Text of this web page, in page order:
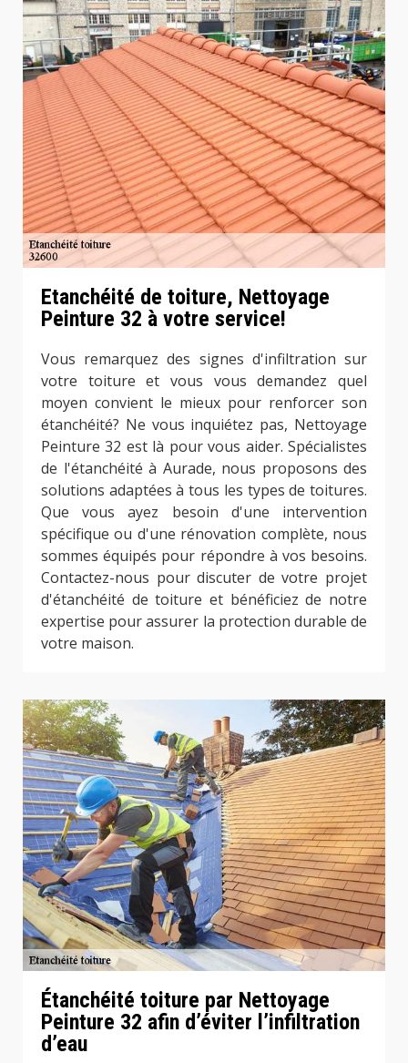
Etanchéité de toiture, Nettoyage
Peinture 32 à votre service!
Vous remarquez des signes d'infiltration sur
votre toiture et vous vous demandez quel
moyen convient le mieux pour renforcer son
étanchéité? Ne vous inquiétez pas, Nettoyage
Peinture 32 est là pour vous aider. Spécialistes
de l'étanchéité à Aurade, nous proposons des
solutions adaptées à tous les types de toitures.
Que vous ayez besoin d'une intervention
spécifique ou d'une rénovation complète, nous
sommes équipés pour répondre à vos besoins.
Contactez-nous pour discuter de votre projet
d'étanchéité de toiture et bénéficiez de notre
expertise pour assurer la protection durable de
votre maison.
Étanchéité toiture par Nettoyage
Peinture 32 afin d’éviter l’infiltration
d’eau